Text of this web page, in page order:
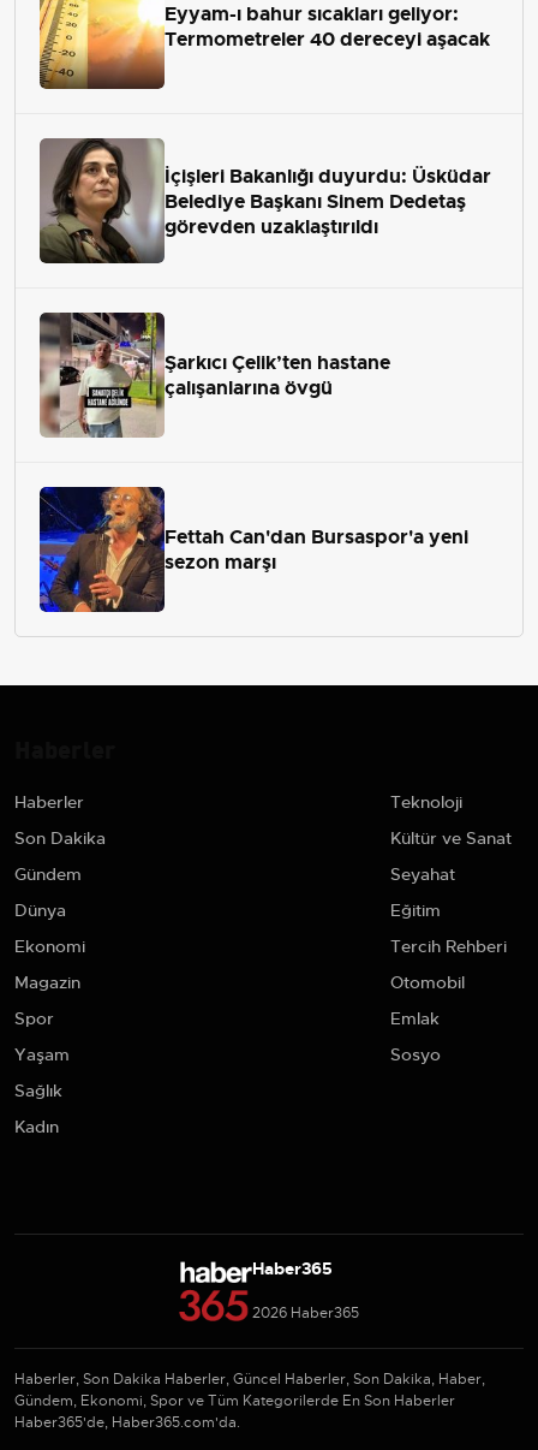
Eyyam-ı bahur sıcakları geliyor:
Termometreler 40 dereceyi aşacak
İçişleri Bakanlığı duyurdu: Üsküdar
Belediye Başkanı Sinem Dedetaş
görevden uzaklaştırıldı
Şarkıcı Çelik’ten hastane
çalışanlarına övgü
Fettah Can'dan Bursaspor'a yeni
sezon marşı
Haberler
Son Dakika
Gündem
Dünya
Ekonomi
Magazin
Spor
Yaşam
Sağlık
Kadın
Teknoloji
Kültür ve Sanat
Seyahat
Eğitim
Tercih Rehberi
Otomobil
Emlak
Sosyo
Haber365
2026 Haber365
Haberler, Son Dakika Haberler, Güncel Haberler, Son Dakika, Haber,
Gündem, Ekonomi, Spor ve Tüm Kategorilerde En Son Haberler
Haber365'de, Haber365.com'da.